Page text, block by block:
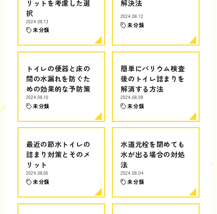
リットを考慮した選
択
2024.08.13
未分類
解決法
2024.08.12
未分類
トイレの便器と床の
間の水漏れを防ぐた
めの効果的な予防策
2024.08.10
未分類
簡単にバリウム検査
後のトイレ詰まりを
解消する方法
2024.08.08
未分類
最近の節水トイレの
詰まり対策とそのメ
リット
2024.08.06
未分類
水道元栓を閉めても
水が出る場合の対処
法
2024.08.04
未分類